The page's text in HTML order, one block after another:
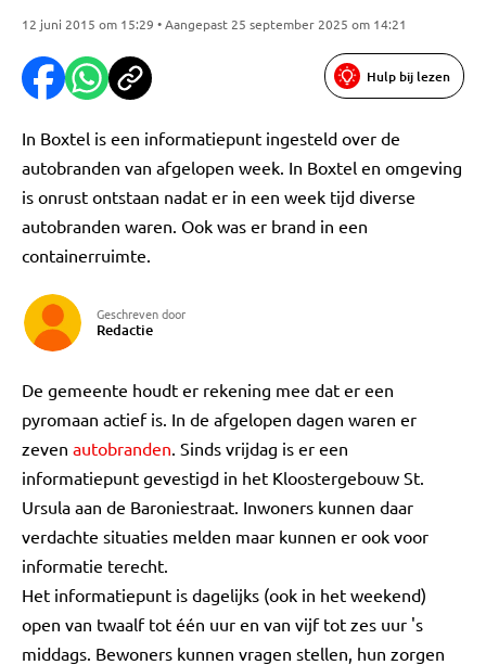
12 juni 2015 om 15:29 • Aangepast 25 september 2025 om 14:21
Hulp bij lezen
In Boxtel is een informatiepunt ingesteld over de
autobranden van afgelopen week. In Boxtel en omgeving
is onrust ontstaan nadat er in een week tijd diverse
autobranden waren. Ook was er brand in een
containerruimte.
Geschreven door
Redactie
De gemeente houdt er rekening mee dat er een
pyromaan actief is. In de afgelopen dagen waren er
zeven autobranden. Sinds vrijdag is er een
informatiepunt gevestigd in het Kloostergebouw St.
Ursula aan de Baroniestraat. Inwoners kunnen daar
verdachte situaties melden maar kunnen er ook voor
informatie terecht.
Het informatiepunt is dagelijks (ook in het weekend)
open van twaalf tot één uur en van vijf tot zes uur 's
middags. Bewoners kunnen vragen stellen, hun zorgen